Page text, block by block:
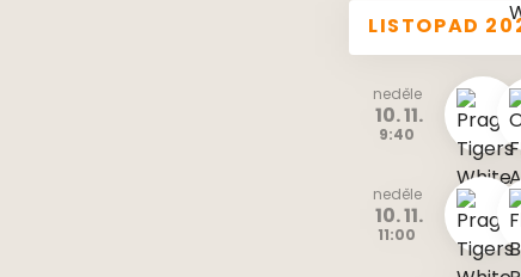
LISTOPAD
neděle
10. 11.
9:40
neděle
10. 11.
11:00